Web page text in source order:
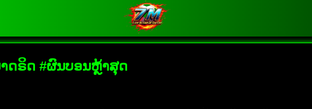
ດຣິດ #ຜົນບອນຫຼ້າສຸດ